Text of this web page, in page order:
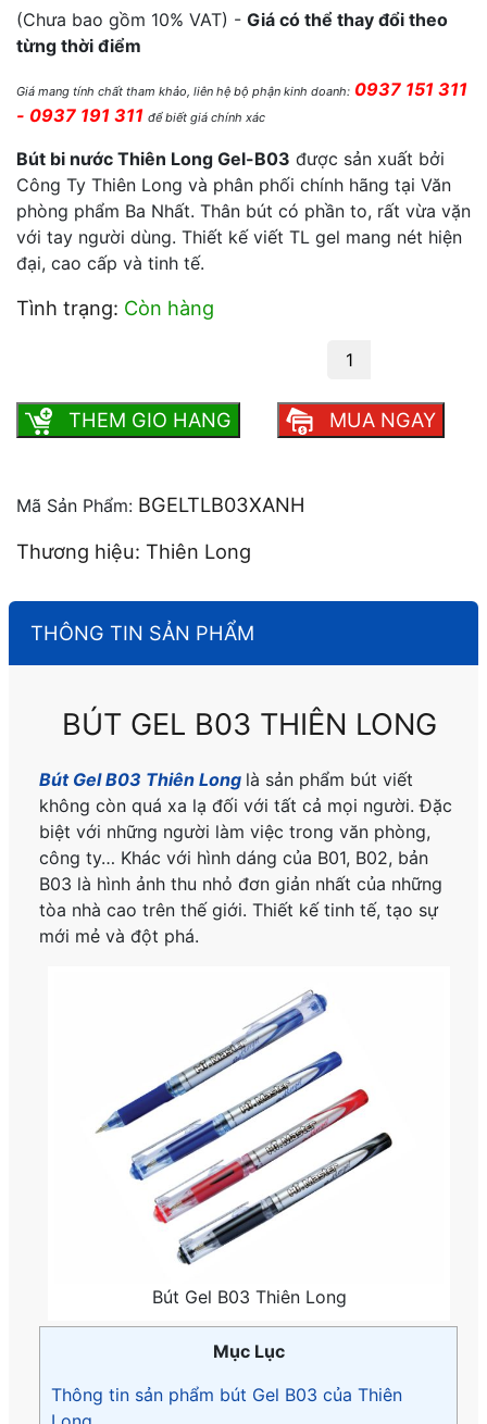
(Chưa bao gồm 10% VAT) - Giá có thể thay đổi theo
từng thời điểm
Giá mang tính chất tham khảo, liên hệ bộ phận kinh doanh: 0937 151 311
- 0937 191 311 để biết giá chính xác
Bút bi nước Thiên Long Gel-B03 được sản xuất bởi
Công Ty Thiên Long và phân phối chính hãng tại Văn
phòng phẩm Ba Nhất. Thân bút có phần to, rất vừa vặn
với tay người dùng. Thiết kế viết TL gel mang nét hiện
đại, cao cấp và tinh tế.
Tình trạng: Còn hàng
THEM GIO HANG MUA NGAY
Mã Sản Phẩm: BGELTLB03XANH
Thương hiệu: Thiên Long
THÔNG TIN SẢN PHẨM
BÚT GEL B03 THIÊN LONG
Bút Gel B03 Thiên Long là sản phẩm bút viết
không còn quá xa lạ đối với tất cả mọi người. Đặc
biệt với những người làm việc trong văn phòng,
công ty… Khác với hình dáng của B01, B02, bản
B03 là hình ảnh thu nhỏ đơn giản nhất của những
tòa nhà cao trên thế giới. Thiết kế tinh tế, tạo sự
mới mẻ và đột phá.
Bút Gel B03 Thiên Long
Mục Lục
Thông tin sản phẩm bút Gel B03 của Thiên